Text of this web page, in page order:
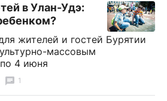
в Улан-Удэ:
жителей и гостей Бурятии
массовым
4 июня
1